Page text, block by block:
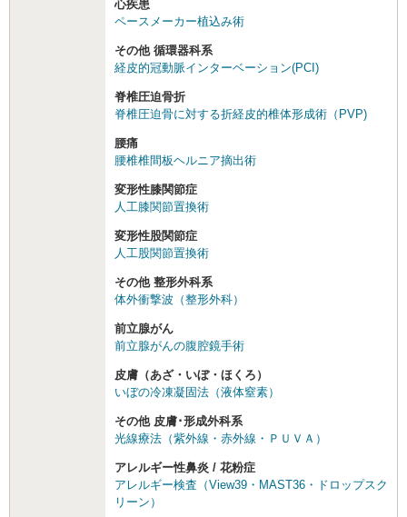
心疾患
ペースメーカー植込み術
その他 循環器科系
経皮的冠動脈インターベーション(PCI)
脊椎圧迫骨折
脊椎圧迫骨に対する折経皮的椎体形成術（PVP)
腰痛
腰椎椎間板ヘルニア摘出術
変形性膝関節症
人工膝関節置換術
変形性股関節症
人工股関節置換術
その他 整形外科系
体外衝撃波（整形外科）
前立腺がん
前立腺がんの腹腔鏡手術
皮膚（あざ・いぼ・ほくろ）
いぼの冷凍凝固法（液体窒素）
その他 皮膚･形成外科系
光線療法（紫外線・赤外線・ＰＵＶＡ）
アレルギー性鼻炎 / 花粉症
アレルギー検査（View39・MAST36・ドロップスク
リーン）